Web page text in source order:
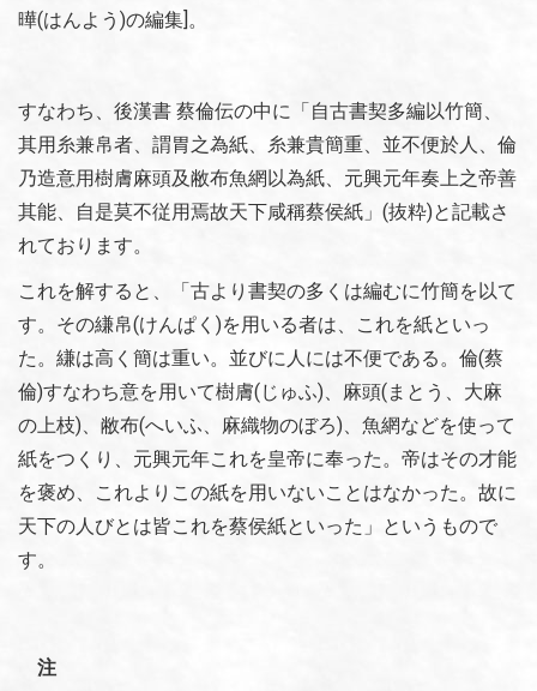
曄(はんよう)の編集]。
すなわち、後漢書 蔡倫伝の中に「自古書契多編以竹簡、
其用糸兼帛者、謂胃之為紙、糸兼貴簡重、並不便於人、倫
乃造意用樹膚麻頭及敝布魚網以為紙、元興元年奏上之帝善
其能、自是莫不従用焉故天下咸稱蔡侯紙」(抜粋)と記載さ
れております。
これを解すると、「古より書契の多くは編むに竹簡を以て
す。その縑帛(けんぱく)を用いる者は、これを紙といっ
た。縑は高く簡は重い。並びに人には不便である。倫(蔡
倫)すなわち意を用いて樹膚(じゅふ)、麻頭(まとう、大麻
の上枝)、敝布(へいふ、麻織物のぼろ)、魚網などを使って
紙をつくり、元興元年これを皇帝に奉った。帝はその才能
を褒め、これよりこの紙を用いないことはなかった。故に
天下の人びとは皆これを蔡侯紙といった」というもので
す。
注